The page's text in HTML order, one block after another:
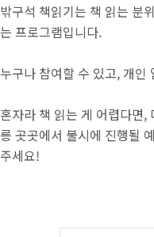
밖구석 책읽기는 책 읽는 분
는 프로그램입니다.
누구나 참여할 수 있고, 개
혼자라 책 읽는 게 어렵다면,
릉 곳곳에서 불시에 진행될
주세요!